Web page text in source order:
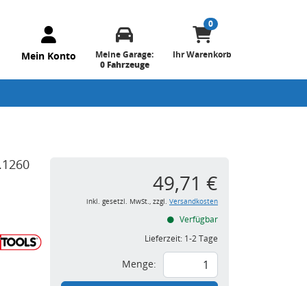
Mein Konto
Meine Garage:
0 Fahrzeuge
0
Ihr Warenkorb
49,71 €
inkl. gesetzl. MwSt., zzgl. Versandkosten
Verfügbar
Lieferzeit: 1-2 Tage
Menge: